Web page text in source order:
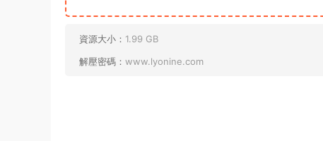
資源大小： 1.99 GB
解壓密碼： www.lyonine.com